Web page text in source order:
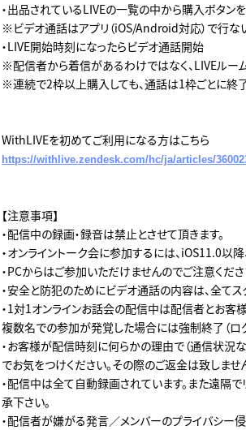
・出品されているLIVEの一覧の中から購入ボタンを
※ビデオ通話はアプリ（iOS/Android対応）で行な
・LIVE開始時刻になったらビデオ通話開始
※配信者から着信があるわけではなく、LIVEルー
※連続で2枠以上購入しても、通話は1枠ごとに終了
WithLIVEを初めてご利用になる方はこちら
https://withlive.zendesk.com/hc/ja/articles/
【注意事項】
・配信中の録画・録音は禁止とさせて頂きます。
・オンライントーク会に参加するには、iOS11.0以
・PCからはご参加いただけませんのでご注意くだ
・安全と防犯のためにビデオ通話の内容は、全てス
・1対1オンラインお話会の配信中は配信者とお客
複数名での参加が発覚した場合には強制終了（ログ
・お客様が配信時刻に何らかの理由で（通信状況
でお気をつけください。その際のご返金は致しま
・配信中は全て自動録画されています。また遠隔
承下さい。
・配信者が嫌がる発言／メンバーのプライバシ